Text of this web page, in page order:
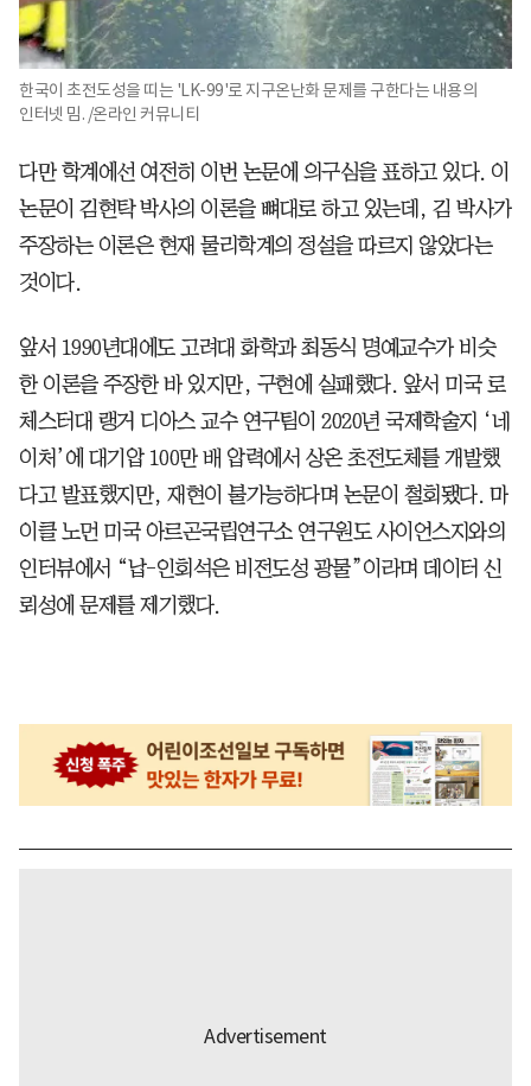
한국이 초전도성을 띠는 'LK-99'로 지구온난화 문제를 구한다는 내용의
인터넷 밈. /온라인 커뮤니티
다만 학계에선 여전히 이번 논문에 의구심을 표하고 있다. 이
논문이 김현탁 박사의 이론을 뼈대로 하고 있는데, 김 박사가
주장하는 이론은 현재 물리학계의 정설을 따르지 않았다는
것이다.
앞서 1990년대에도 고려대 화학과 최동식 명예교수가 비슷
한 이론을 주장한 바 있지만, 구현에 실패했다. 앞서 미국 로
체스터대 랭거 디아스 교수 연구팀이 2020년 국제학술지 ‘네
이처’에 대기압 100만 배 압력에서 상온 초전도체를 개발했
다고 발표했지만, 재현이 불가능하다며 논문이 철회됐다. 마
이클 노먼 미국 아르곤국립연구소 연구원도 사이언스지와의
인터뷰에서 “납-인회석은 비전도성 광물”이라며 데이터 신
뢰성에 문제를 제기했다.